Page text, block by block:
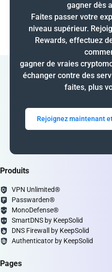
gagner dès
Faites passer votre
niveau supérieur.
Rewards, effectuez
gagner de vraies
échanger contre des
faites, plus
Rejoignez maintenant
Produits
VPN Unlimited®
Passwarden®
MonoDefense®
SmartDNS by KeepSolid
DNS Firewall by KeepSolid
Authenticator by KeepSolid
Pages